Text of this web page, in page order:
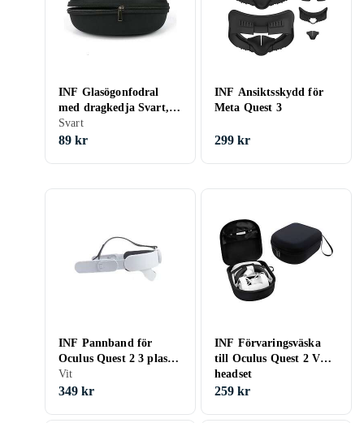
INF Glasögonfodral
med dragkedja Svart,
glasögonfodral hårda
Svart
89 kr
INF Ansiktsskydd för
Meta Quest 3
299 kr
INF Pannband för
Oculus Quest 2 3 plast
Vit
Vit
349 kr
INF Förvaringsväska
till Oculus Quest 2 VR-
headset
259 kr